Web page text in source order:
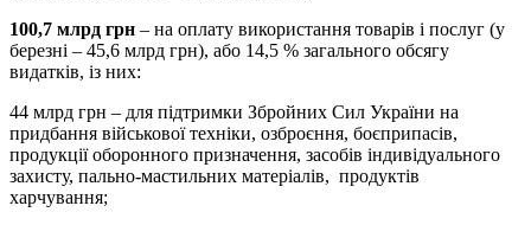
100,7 млрд грн – на оплату використання товарів і послуг (у
березні – 45,6 млрд грн), або 14,5 % загального обсягу
видатків, із них:
44 млрд грн – для підтримки Збройних Сил України на
придбання військової техніки, озброєння, боєприпасів,
продукції оборонного призначення, засобів індивідуального
захисту, пально-мастильних матеріалів, продуктів
харчування;